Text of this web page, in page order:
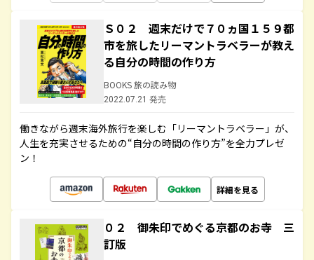
Ｓ０２ 週末だけで７０ヵ国１５９都
市を旅したリーマントラベラーが教え
る自分の時間の作り方
BOOKS 旅の読み物
2022.07.21 発売
働きながら週末海外旅行を楽しむ「リーマントラベラー」が、
人生を充実させるための“自分の時間の作り方”を全力プレゼ
ン！
詳細を見る
０２ 御朱印でめぐる京都のお寺 三
訂版